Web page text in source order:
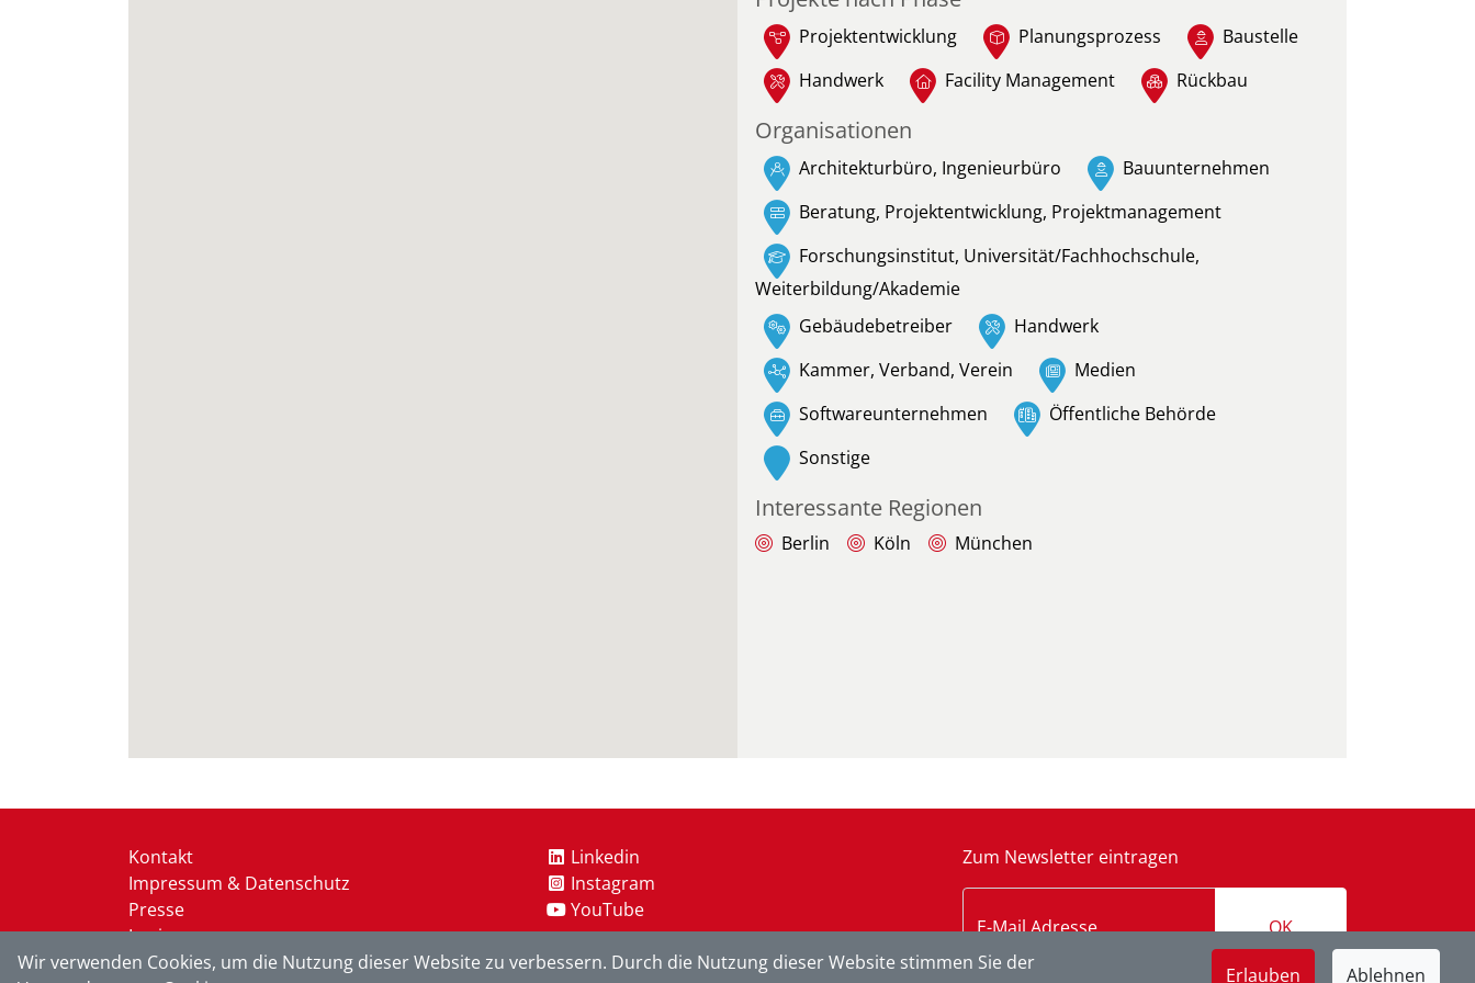
Projektentwicklung Planungsprozess
Baustelle
Handwerk
Facility Management Rückbau
Organisationen
Architekturbüro, Ingenieurbüro
Bauunternehmen
Beratung, Projektentwicklung, Projektmanagement
Forschungsinstitut, Universität/Fachhochschule,
Weiterbildung/Akademie
Gebäudebetreiber
Handwerk
Kammer, Verband, Verein
Medien
Softwareunternehmen
Öffentliche Behörde
Sonstige
Interessante Regionen
Berlin Köln München
Kontakt
Impressum & Datenschutz
Presse
Login
Linkedin
Instagram
YouTube
Zum Newsletter eintragen
OK
Wir verwenden Cookies, um die Nutzung dieser Website zu verbessern. Durch die Nutzung dieser Website stimmen Sie der
Erlauben Ablehnen